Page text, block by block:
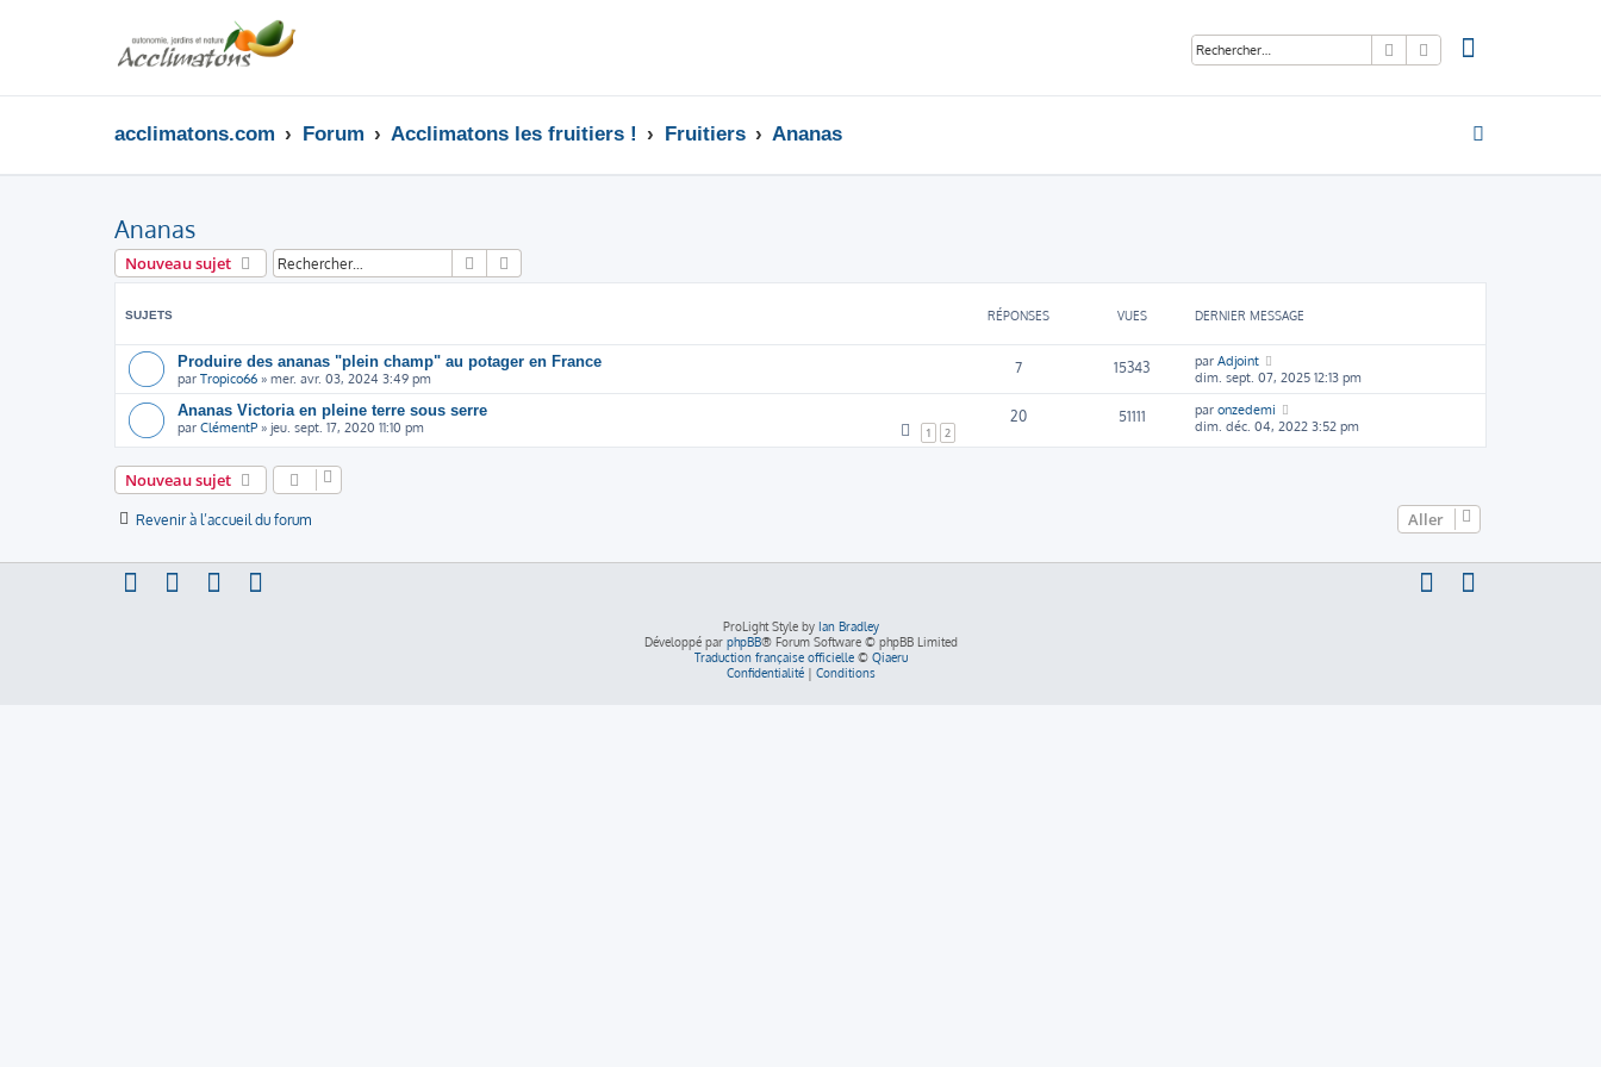
Rechercher
acclimatons.com Forum Acclimatons les fruitiers ! Fruitiers Ananas
Ananas
Nouveau sujet Rechercher
SUJETS RÉPONSES VUES DERNIER MESSAGE
Produire des ananas "plein champ" au potager en France
par Tropico66 » mer. avr. 03, 2024 3:49 pm
7 15343 par Adjoint
dim. sept. 07, 2025 12:13 pm
Ananas Victoria en pleine terre sous serre
par ClémentP » jeu. sept. 17, 2020 11:10 pm 1 2
20 51111 par onzedemi
dim. déc. 04, 2022 3:52 pm
Nouveau sujet
Revenir à l’accueil du forum Aller
ProLight Style by Ian Bradley
Développé par phpBB® Forum Software © phpBB Limited
Traduction française officielle© Qiaeru
Confidentialité| Conditions